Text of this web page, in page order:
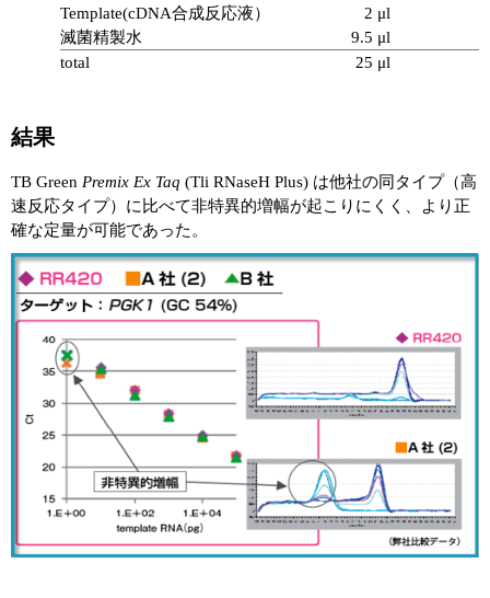
Template(cDNA合成反応液）
2 μl
滅菌精製水
9.5 μl
total
25 μl
結果
TB Green Premix Ex Taq (Tli RNaseH Plus) は他社の同タイプ（高
速反応タイプ）に比べて非特異的増幅が起こりにくく、より正
確な定量が可能であった。